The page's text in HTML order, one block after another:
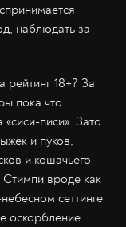
наблюдать за
18+? За
пока что
писи». Зато
и пуков,
и кошачьего
Стимпи вроде как
сеттинге
оскорбление